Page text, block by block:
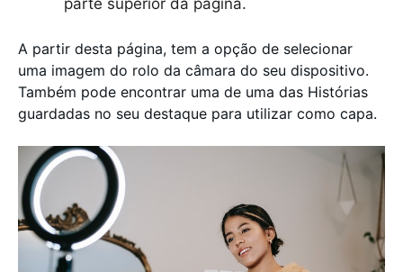
A partir desta página, tem a opção de selecionar
uma imagem do rolo da câmara do seu dispositivo.
Também pode encontrar uma de uma das Histórias
guardadas no seu destaque para utilizar como capa.